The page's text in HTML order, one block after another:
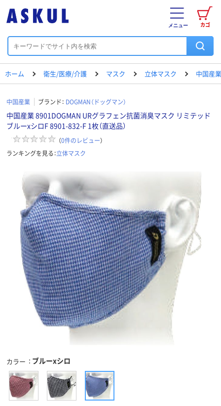
カゴ
メニュー
ホーム 衛生/医療/介護 マスク 立体マスク 中国産
中国産業 ブランド： DOGMAN（ドッグマン）
中国産業 8901DOGMAN URグラフェン抗菌消臭マスク リミテッド
ブルーxシロF 8901-832-F 1枚（直送品）
（0件のレビュー）
ランキングを見る：立体マスク
カラー ブルーxシロ